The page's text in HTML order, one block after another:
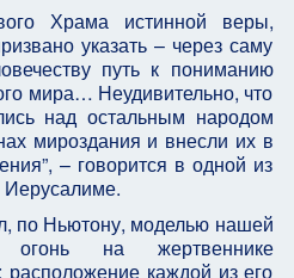
Храма истинной веры,
указать – через саму
путь к пониманию
мира… Неудивительно, что
над остальным народом
мироздания и внесли их в
– говорится в одной из
Иерусалиме.
по Ньютону, моделью нашей
огонь на жертвеннике
каждой из его